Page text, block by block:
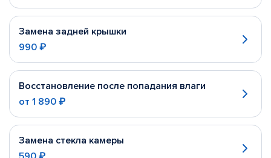
Замена задней крышки
990 ₽
Восстановление после попадания влаги
от 1 890 ₽
Замена стекла камеры